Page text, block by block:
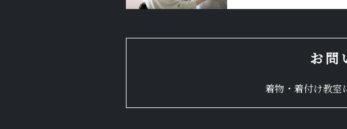
お問
着物・着付け教室